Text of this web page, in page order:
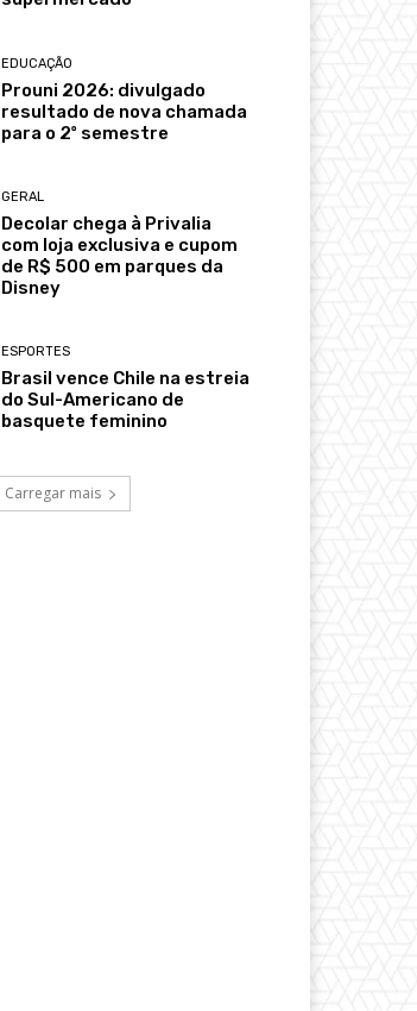
EDUCAÇÃO
Prouni 2026: divulgado
resultado de nova chamada
para o 2º semestre
GERAL
Decolar chega à Privalia
com loja exclusiva e cupom
de R$ 500 em parques da
Disney
ESPORTES
Brasil vence Chile na estreia
do Sul-Americano de
basquete feminino
Carregar mais